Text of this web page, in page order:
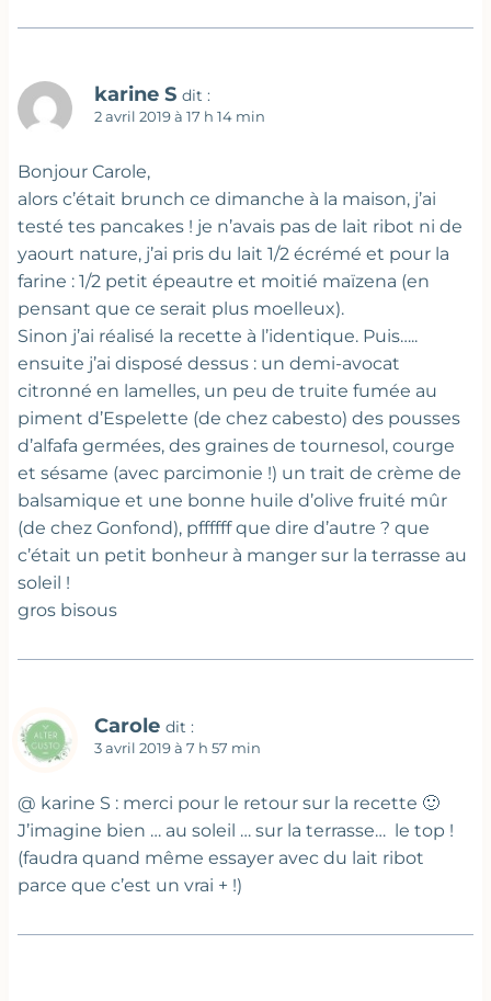
karine S dit :
2 avril 2019 à 17 h 14 min
Bonjour Carole,
alors c’était brunch ce dimanche à la maison, j’ai
testé tes pancakes ! je n’avais pas de lait ribot ni de
yaourt nature, j’ai pris du lait 1/2 écrémé et pour la
farine : 1/2 petit épeautre et moitié maïzena (en
pensant que ce serait plus moelleux).
Sinon j’ai réalisé la recette à l’identique. Puis…..
ensuite j’ai disposé dessus : un demi-avocat
citronné en lamelles, un peu de truite fumée au
piment d’Espelette (de chez cabesto) des pousses
d’alfafa germées, des graines de tournesol, courge
et sésame (avec parcimonie !) un trait de crème de
balsamique et une bonne huile d’olive fruité mûr
(de chez Gonfond), pffffff que dire d’autre ? que
c’était un petit bonheur à manger sur la terrasse au
soleil !
gros bisous
Carole dit :
3 avril 2019 à 7 h 57 min
@ karine S : merci pour le retour sur la recette 🙂
J’imagine bien … au soleil … sur la terrasse… le top !
(faudra quand même essayer avec du lait ribot
parce que c’est un vrai + !)